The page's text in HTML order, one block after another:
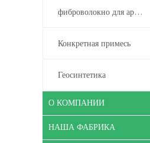
фиброволокно для армирования бетона
Конкретная примесь
Геосинтетика
О КОМПАНИИ
НАША ФАБРИКА